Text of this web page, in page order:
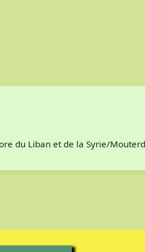
du Liban et de la Syrie/